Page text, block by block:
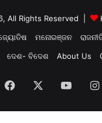
All Rights Reserved |
ମନୋରଞ୍ଜନ
ଦେଶ- ବିଦେଶ About Us
Facebook